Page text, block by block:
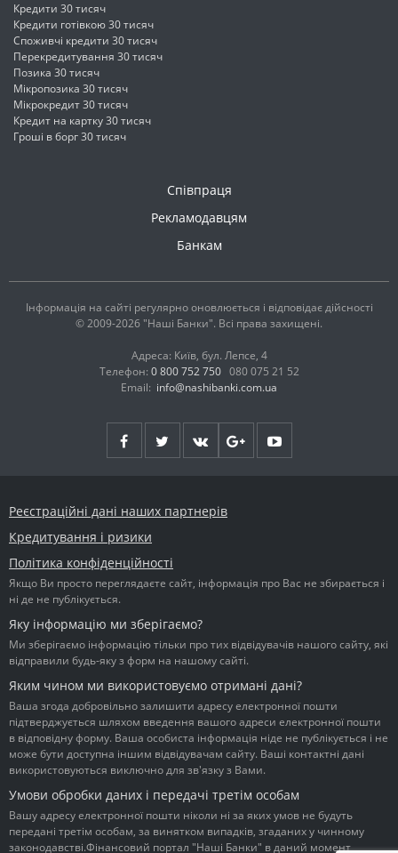
Кредити 30 тисяч
Кредити готівкою 30 тисяч
Споживчі кредити 30 тисяч
Перекредитування 30 тисяч
Позика 30 тисяч
Мікропозика 30 тисяч
Мікрокредит 30 тисяч
Кредит на картку 30 тисяч
Гроші в борг 30 тисяч
Співпраця
Рекламодавцям
Банкам
Інформація на сайті регулярно оновлюється і відповідає дійсності
© 2009-2026 "Наші Банки". Всі права захищені.
Адреса: Київ, бул. Лепсе, 4
Телефон: 0 800 752 750 080 075 21 52
Email: info@nashibanki.com.ua
Реєстраційні дані наших партнерів
Кредитування і ризики
Політика конфіденційності
Якщо Ви просто переглядаєте сайт, інформація про Вас не збирається і
ні де не публікується.
Яку інформацію ми зберігаємо?
Ми зберігаємо інформацію тільки про тих відвідувачів нашого сайту, які
відправили будь-яку з форм на нашому сайті.
Яким чином ми використовуємо отримані дані?
Ваша згода добровільно залишити адресу електронної пошти
підтверджується шляхом введення вашого адреси електронної пошти
в відповідну форму. Ваша особиста інформація ніде не публікується і не
може бути доступна іншим відвідувачам сайту. Ваші контактні дані
використовуються виключно для зв'язку з Вами.
Умови обробки даних і передачі третім особам
Вашу адресу електронної пошти ніколи ні за яких умов не будуть
передані третім особам, за винятком випадків, згаданих у чинному
законодавстві.Фінансовий портал "Наші Банки" в даний момент